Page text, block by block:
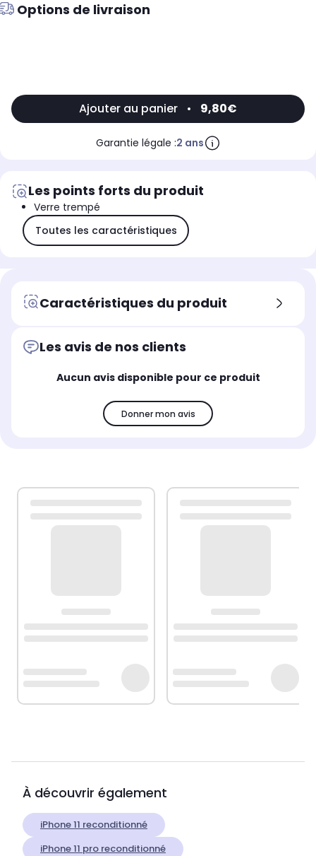
Options de livraison
Ajouter au panier • 9,80€
Garantie légale :2 ans
Les points forts du produit
Verre trempé
Toutes les caractéristiques
Caractéristiques du produit
Les avis de nos clients
Aucun avis disponible pour ce produit
Donner mon avis
À découvrir également
iPhone 11 reconditionné
iPhone 11 pro reconditionné